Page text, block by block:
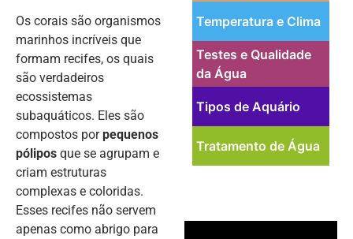
Os corais são organismos
marinhos incríveis que
formam recifes, os quais
são verdadeiros
ecossistemas
subaquáticos. Eles são
compostos porpequenos
pólipos que se agrupam e
criam estruturas
complexas e coloridas.
Esses recifes não servem
apenas como abrigo para
Temperatura e Clima
Testes e Qualidade
da Água
Tipos de Aquário
Tratamento de Água
PUBLICIDADE